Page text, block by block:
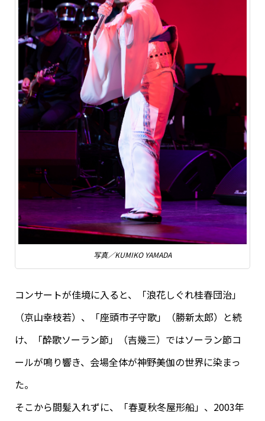
写真／KUMIKO YAMADA
コンサートが佳境に入ると、「浪花しぐれ桂春団治」
（京山幸枝若）、「座頭市子守歌」（勝新太郎）と続
け、「酔歌ソーラン節」（吉幾三）ではソーラン節コ
ールが鳴り響き、会場全体が神野美伽の世界に染まっ
た。
そこから間髪入れずに、「春夏秋冬屋形船」、2003年